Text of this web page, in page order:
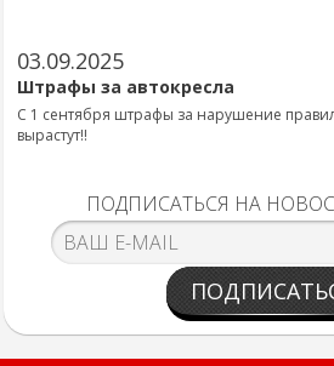
03.09.2025
Штрафы за автокресла
С 1 сентября штрафы за нарушение
вырастут!!
ПОДПИСАТЬСЯ НА